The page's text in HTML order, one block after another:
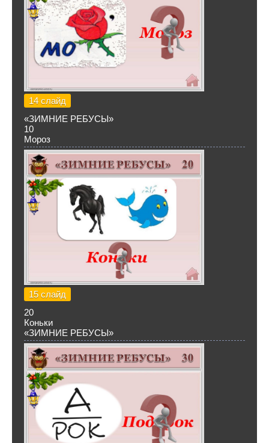
14 слайд
«ЗИМНИЕ РЕБУСЫ»
10
Мороз
15 слайд
20
Коньки
«ЗИМНИЕ РЕБУСЫ»